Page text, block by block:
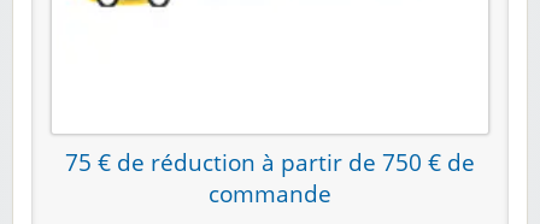
75 € de réduction à partir de 750 € de
commande